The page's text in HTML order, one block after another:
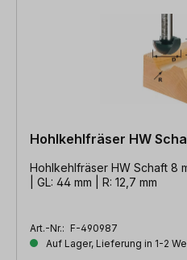
Hohlkehlfräser HW
Hohlkehlfräser HW Schaft 8
| GL: 44 mm | R: 12,7 mm
Art.-Nr.: F-490987
Auf Lager, Lieferung in 1-2